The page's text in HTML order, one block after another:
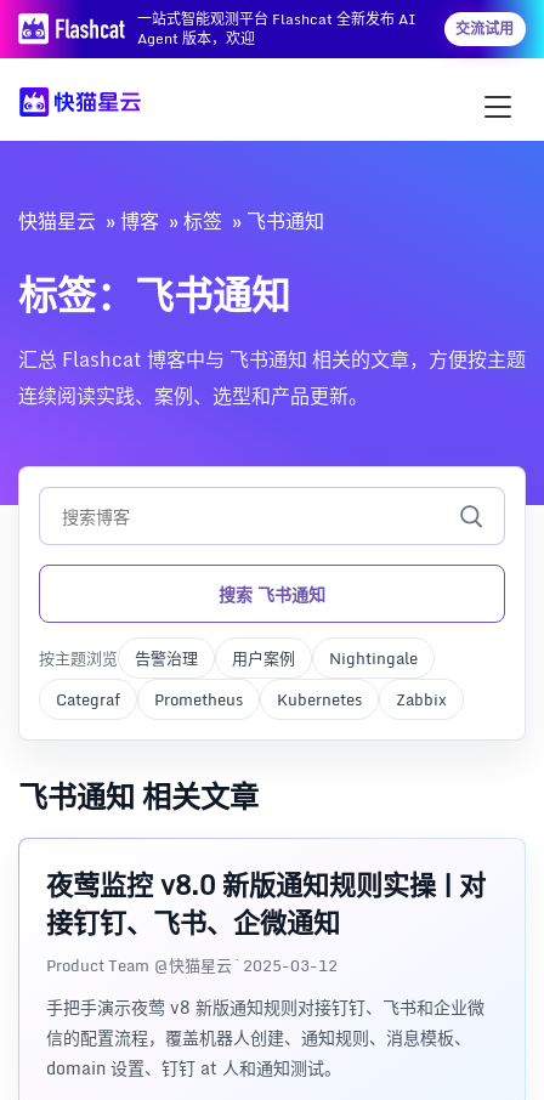
一站式智能观测平台 Flashcat 全新发布 AI
Agent 版本，欢迎
交流试用
快猫星云 博客 标签 飞书通知
标签：飞书通知
汇总 Flashcat 博客中与 飞书通知 相关的文章，方便按主题
连续阅读实践、案例、选型和产品更新。
搜索 飞书通知
按主题浏览 告警治理 用户案例
Nightingale
Categraf
Prometheus Kubernetes Zabbix
飞书通知 相关文章
夜莺监控 v8.0 新版通知规则实操 | 对
接钉钉、飞书、企微通知
Product Team @快猫星云 · 2025-03-12
手把手演示夜莺 v8 新版通知规则对接钉钉、飞书和企业微
信的配置流程，覆盖机器人创建、通知规则、消息模板、
domain 设置、钉钉 at 人和通知测试。